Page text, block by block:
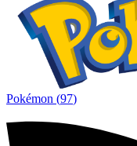
Pokémon (97)